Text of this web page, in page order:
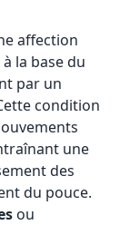
affection
la base du
par un
condition
une
des
du pouce.
ou